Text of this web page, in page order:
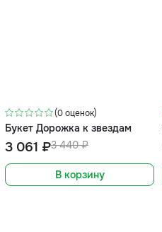
(0 оценок)
Букет Дорожка к звездам
3 440 ₽
3 061 ₽
В корзину